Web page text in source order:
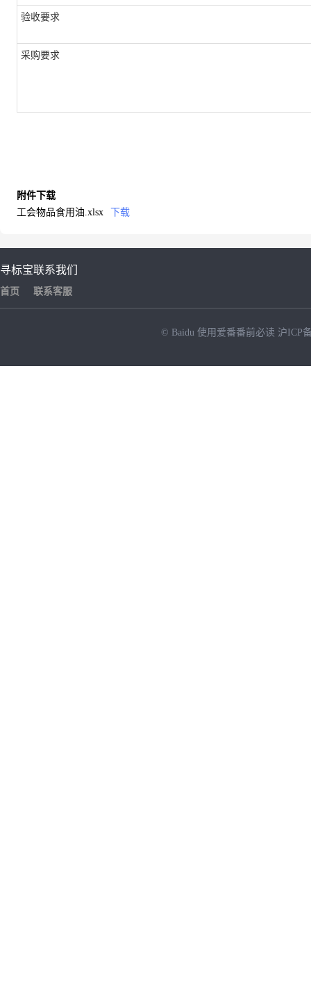
验收要求
采购要求
附件下载
工会物品食用油.xlsx
下载
寻标宝
首页
联系我们
联系客服
© Baidu 使用爱番番前必读 沪ICP